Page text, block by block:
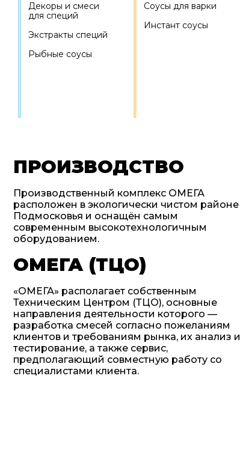
Декоры и смеси
для специй
Экстракты специй
Рыбные соусы
Соусы для варки
Инстант соусы
ПРОИЗВОДСТВО
Производственный комплекс ОМЕГА
расположен в экологически чистом районе
Подмосковья и оснащён самым
современным высокотехнологичным
оборудованием.
ОМЕГА (ТЦО)
«ОМЕГА» располагает собственным
Техническим Центром (ТЦО), основные
направления деятельности которого —
разработка смесей согласно пожеланиям
клиентов и требованиям рынка, их анализ и
тестирование, а также сервис,
предполагающий совместную работу со
специалистами клиента.